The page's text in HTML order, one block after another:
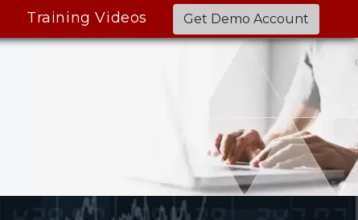
Training Videos Get Demo Account